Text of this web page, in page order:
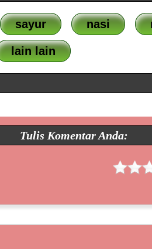
sayur nasi
lain lain
Tulis Komentar Anda: